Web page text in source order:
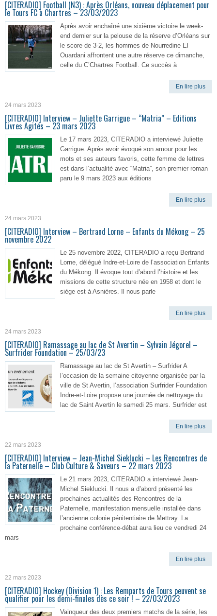
[CITERADIO] Football (N3) : Après Orléans, nouveau déplacement pour
le Tours FC à Chartres – 23/03/2023
Après avoir enchaîné une sixième victoire le week-
end dernier sur la pelouse de la réserve d’Orléans sur
le score de 3-2, les hommes de Nourredine El
Ouardani affrontent une autre réserve ce dimanche,
celle du C’Chartres Football. Ce succès à
En lire plus
24 mars 2023
[CITERADIO] Interview – Juliette Garrigue – “Matria” – Editions
Livres Agités – 23 mars 2023
Le 17 mars 2023, CITERADIO a interviewé Juliette
Garrigue. Après avoir évoqué son amour pour les
mots et ses auteurs favoris, cette femme de lettres
est dans l’actualité avec “Matria”, son premier roman
paru le 9 mars 2023 aux éditions
En lire plus
24 mars 2023
[CITERADIO] Interview – Bertrand Lorne – Enfants du Mékong – 25
novembre 2022
Le 25 novembre 2022, CITERADIO a reçu Bertrand
Lorne, délégué Indre-et-Loire de l’association Enfants
du Mékong. Il évoque tout d’abord l’histoire et les
missions de cette structure née en 1958 et dont le
siège est à Asnières. Il nous parle
En lire plus
24 mars 2023
[CITERADIO] Ramassage au lac de St Avertin – Sylvain Jégorel –
Surfrider Foundation – 25/03/23
Ramassage au lac de St Avertin – Surfrider A
l’occasion de la semaine citoyenne organisée par la
ville de St Avertin, l’association Surfrider Foundation
Indre-et-Loire propose une journée de nettoyage du
lac de Saint Avertin le samedi 25 mars. Surfrider est
En lire plus
22 mars 2023
[CITERADIO] Interview – Jean-Michel Sieklucki – Les Rencontres de
la Paternelle – Club Culture & Saveurs – 22 mars 2023
Le 21 mars 2023, CITERADIO a interviewé Jean-
Michel Sieklucki. Il nous a d’abord présenté les
prochaines actualités des Rencontres de la
Paternelle, manifestation mensuelle installée dans
l’ancienne colonie pénitentiaire de Mettray. La
prochaine conférence-débat aura lieu ce vendredi 24
mars
En lire plus
22 mars 2023
[CITERADIO] Hockey (Division 1) : Les Remparts de Tours peuvent se
qualifier pour les demi-finales dès ce soir ! – 22/03/2023
Vainqueur des deux premiers matchs de la série, les